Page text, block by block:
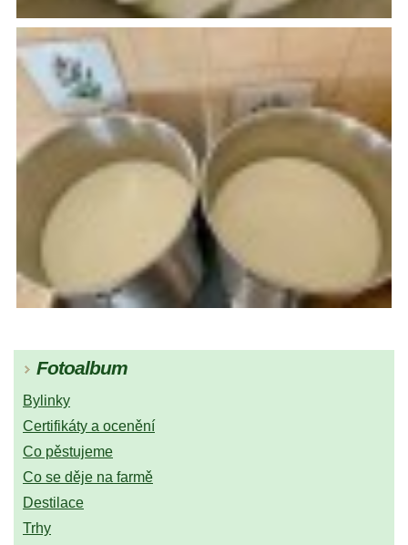
Fotoalbum
Bylinky
Certifikáty a ocenění
Co pěstujeme
Co se děje na farmě
Destilace
Trhy